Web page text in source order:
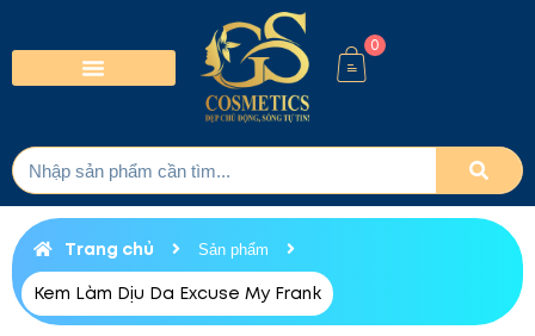
0
Trang chủ Sản phẩm
Kem Làm Dịu Da Excuse My Frank